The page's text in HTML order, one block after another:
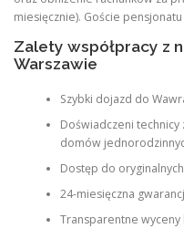
miesięcznie). Goście
Zalety współpracy z
Warszawie
Szybki dojazd do
Doświadczeni technicy
domów
Dostęp do
24-miesięczna
Transparentne